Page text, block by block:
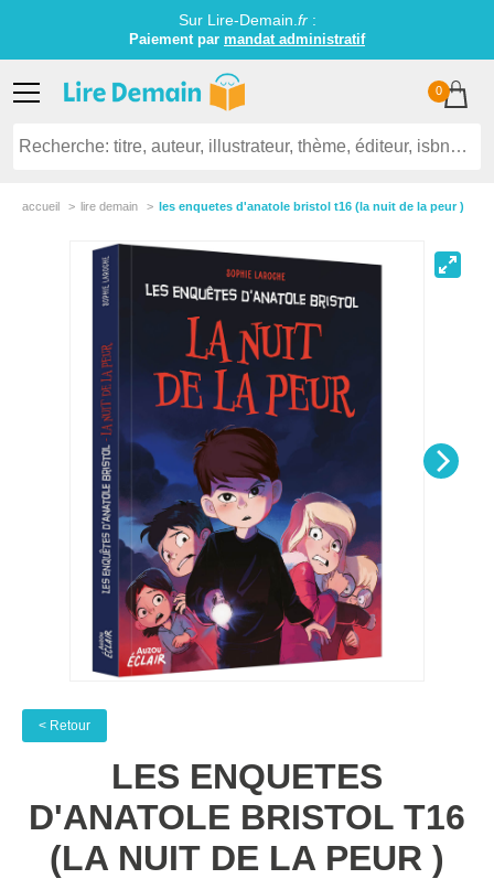
Sur Lire-Demain. fr:
Paiement par mandat administratif
0
accueil lire demain les enquetes d'anatole bristol t16 (la nuit de la peur )
< Retour
LES ENQUETES
D'ANATOLE BRISTOL T16
(LA NUIT DE LA PEUR )